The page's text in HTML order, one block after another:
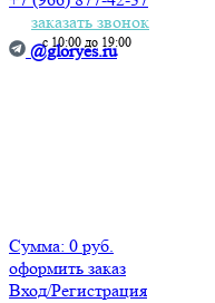
заказать звонок
с 10:00 до 19:00
@gloryes.ru
Сумма: 0 руб.
оформить заказ
Вход/Регистрация